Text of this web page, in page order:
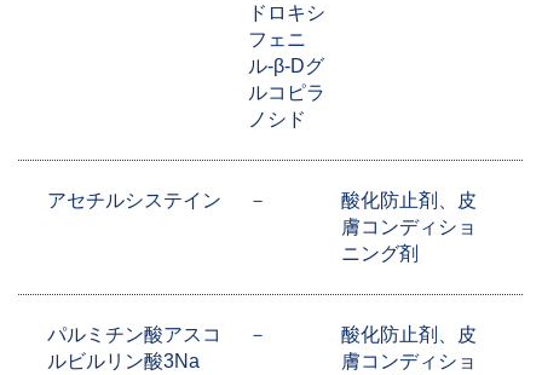
ドロキシ
フェニ
ル-β-Dグ
ルコピラ
ノシド
アセチルシステイン －
酸化防止剤、皮
膚コンディショ
ニング剤
パルミチン酸アスコ
ルビルリン酸3Na
－
酸化防止剤、皮
膚コンディショ